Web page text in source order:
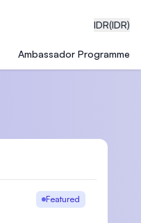
IDR(IDR)
Ambassador Programme
Featured